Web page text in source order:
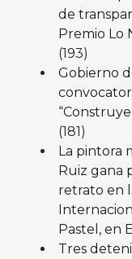
de
Premio Lo
(193)
Gobierno
(181)
La pintora
Ruiz gana
retrato en
Pastel, en
Tres